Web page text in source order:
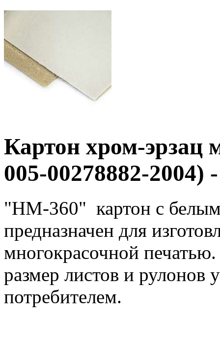
Картон хром-
005-00278882-
"НМ-360" картон с
предназначен для
многокрасочной
размер листов и рулонов
потребителем.